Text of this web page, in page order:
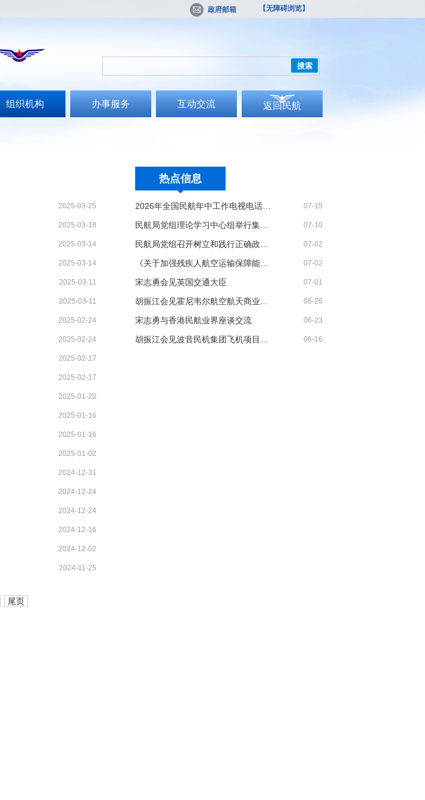
政府邮箱 【无障碍浏览】
搜索
组织机构 办事服务 互动交流 返回民航
热点信息
07-15
07-10
07-02
07-02
宋志勇会见英国交通大臣 07-01
06-26
宋志勇与香港民航业界座谈交流 06-23
06-16
2025-03-25
2025-03-18
2025-03-14
2025-03-14
2025-03-11
2025-03-11
2025-02-24
2025-02-24
2025-02-17
2025-02-17
2025-01-20
2025-01-16
2025-01-16
2025-01-02
2024-12-31
2024-12-24
2024-12-24
2024-12-16
2024-12-02
2024-11-25
尾页